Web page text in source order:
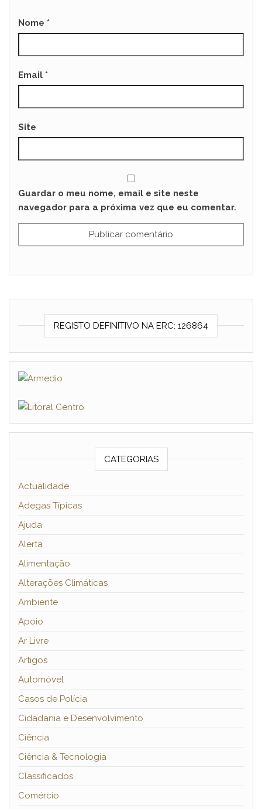
Nome *
Email *
Site
Guardar o meu nome, email e site neste
navegador para a próxima vez que eu comentar.
REGISTO DEFINITIVO NA ERC: 126864
CATEGORIAS
Actualidade
Adegas Típicas
Ajuda
Alerta
Alimentação
Alterações Climáticas
Ambiente
Apoio
Ar Livre
Artigos
Automóvel
Casos de Polícia
Cidadania e Desenvolvimento
Ciência
Ciência & Tecnologia
Classificados
Comércio